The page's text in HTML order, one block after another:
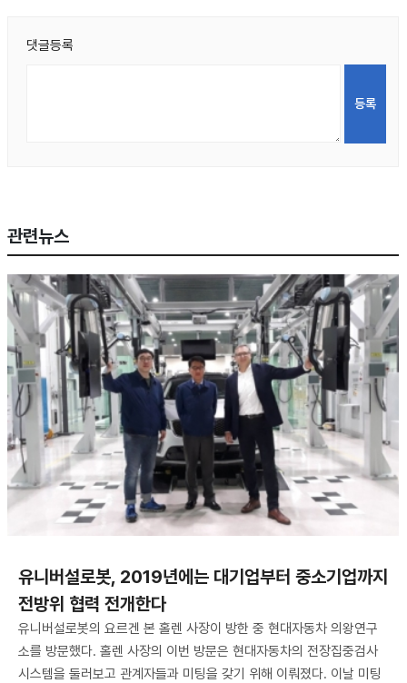
댓글등록
관련뉴스
유니버설로봇, 2019년에는 대기업부터 중소기업까지
전방위 협력 전개한다
유니버설로봇의 요르겐 본 홀렌 사장이 방한 중 현대자동차 의왕연구
소를 방문했다. 홀렌 사장의 이번 방문은 현대자동차의 전장집중검사
시스템을 둘러보고 관계자들과 미팅을 갖기 위해 이뤄졌다. 이날 미팅